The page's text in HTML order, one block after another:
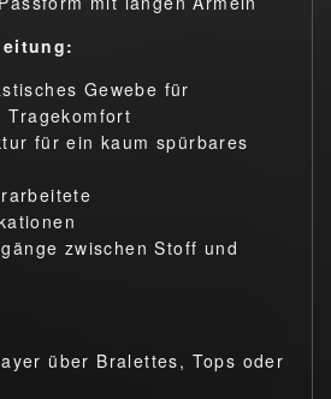
Gewebe für
Tragekomfort
für ein kaum spürbares
zwischen Stoff und
über Bralettes, Tops oder